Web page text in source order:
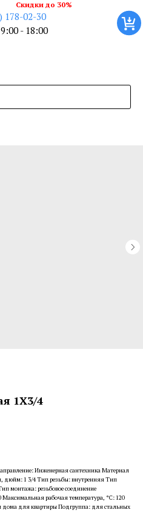
178-02-30
- 18:00
Скидки до 30%
1X3/4
Инженерная сантехника Материал
дюйм: 1 3/4 Тип резьбы: внутренняя Тип
монтажа: резьбовое соединение
рабочая температура, °С: 120
дома для квартиры Подгруппа: для стальных